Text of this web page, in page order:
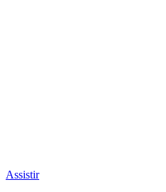
Assistir